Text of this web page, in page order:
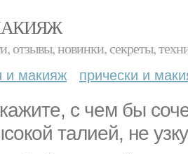
отзывы, новинки, секреты,
и макияж прически и
с чем бы
талией, не